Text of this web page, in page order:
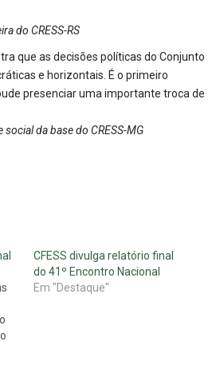
do CRESS-RS
que as decisões políticas do Conjunto
e horizontais. É o primeiro
presenciar uma importante troca de
da base do CRESS-MG
CFESS divulga relatório final
do 41º Encontro Nacional
Em "Destaque"